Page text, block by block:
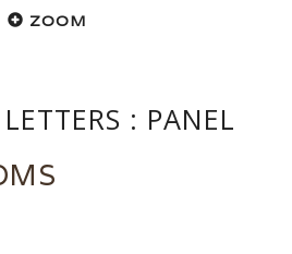
ZOOM
: PANEL